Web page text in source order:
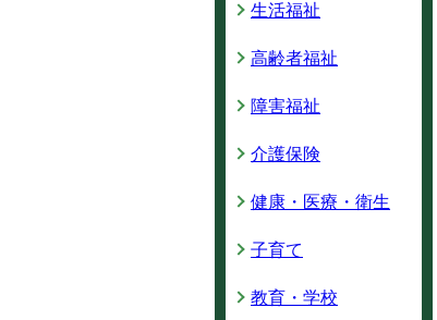
生活福祉
高齢者福祉
障害福祉
介護保険
健康・医療・衛生
子育て
教育・学校